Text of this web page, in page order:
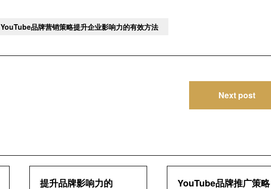
YouTube品牌营销策略提升企业影响力的有效方法
Next post
提升品牌影响力的
YouTube品牌推广策略